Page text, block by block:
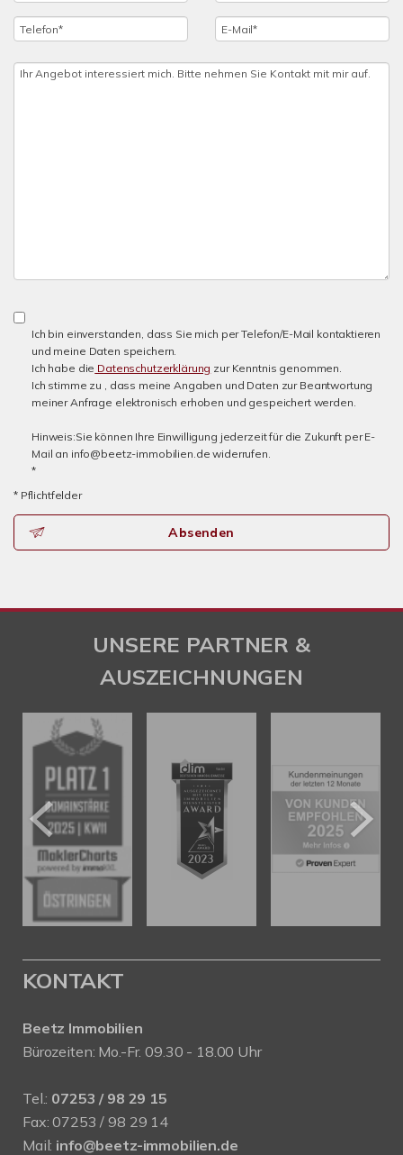
Ich bin einverstanden, dass Sie mich per Telefon/E-Mail kontaktieren
und meine Daten speichern.
Ich habe die Datenschutzerklärung zur Kenntnis genommen.
Ich stimme zu , dass meine Angaben und Daten zur Beantwortung
meiner Anfrage elektronisch erhoben und gespeichert werden.
Hinweis:Sie können Ihre Einwilligung jederzeit für die Zukunft per E-
Mail an info@beetz-immobilien.de widerrufen.
*
* Pflichtfelder
Absenden
UNSERE PARTNER &
AUSZEICHNUNGEN
KONTAKT
Beetz Immobilien
Bürozeiten: Mo.-Fr. 09.30 - 18.00 Uhr
Tel.: 07253 / 98 29 15
Fax: 07253 / 98 29 14
Mail: info@beetz-immobilien.de